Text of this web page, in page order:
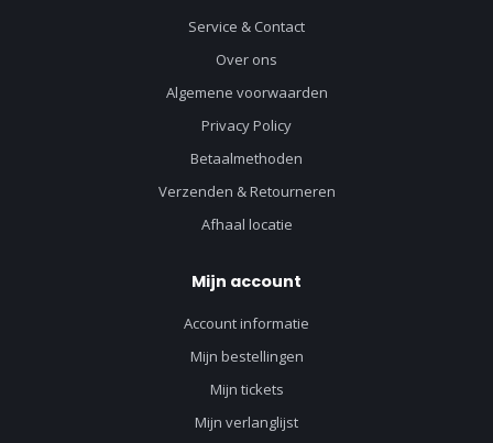
Service & Contact
Over ons
Algemene voorwaarden
Privacy Policy
Betaalmethoden
Verzenden & Retourneren
Afhaal locatie
Mijn account
Account informatie
Mijn bestellingen
Mijn tickets
Mijn verlanglijst